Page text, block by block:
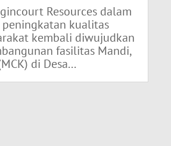
Resources dalam
kualitas
kembali diwujudkan
fasilitas Mandi,
di Desa...